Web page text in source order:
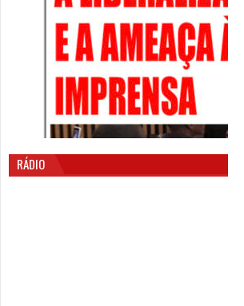
RÁDIO